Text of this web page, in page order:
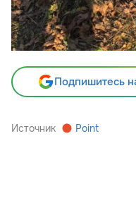
Подпишитесь
Источник Point